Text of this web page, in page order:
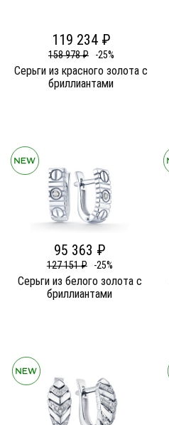
119 234 ₽
158 978 ₽ -25%
Серьги из красного золота c
бриллиантами
95 363 ₽
127 151 ₽ -25%
Серьги из белого золота c
бриллиантами